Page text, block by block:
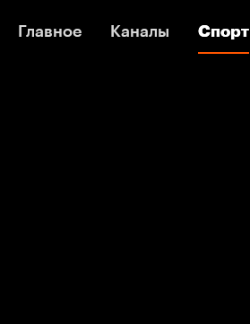
Главное Каналы Спорт
Главное Каналы Спорт